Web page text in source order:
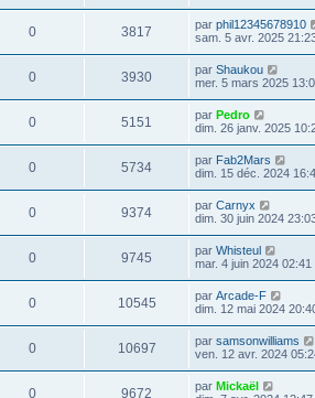
0 3817 par phil12345678910
sam. 5 avr. 2025
0 3930 par Shaukou
mer. 5 mars 2025
0 5151 par Pedro
dim. 26 janv. 2025
0 5734 par Fab2Mars
dim. 15 déc. 2024
0 9374 par Carnyx
dim. 30 juin 2024
0 9745 par Whisteul
mar. 4 juin 2024 02:41
0 10545 par Arcade-F
dim. 12 mai 2024
0 10697 par samsonwilliams
ven. 12 avr. 2024
0 9672 par Mickaël